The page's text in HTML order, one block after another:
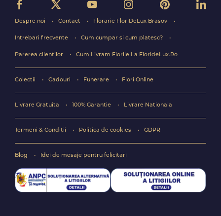
Despre noi Contact Florarie FloriDeLux Brasov
Intrebari frecvente Cum cumpar si cum platesc?
Parerea clientilor Cum Livram Florile La FlorideLux.Ro
Colectii Cadouri Funerare Flori Online
Livrare Gratuita 100% Garantie Livrare Nationala
Termeni & Conditii Politica de cookies GDPR
Blog Idei de mesaje pentru felicitari